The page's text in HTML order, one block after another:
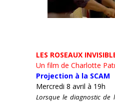
LES ROSEAUX
Un film de Charlotte
Projection à la SCAM
Mercredi 8 avril à 19h
Lorsque le diagnostic de